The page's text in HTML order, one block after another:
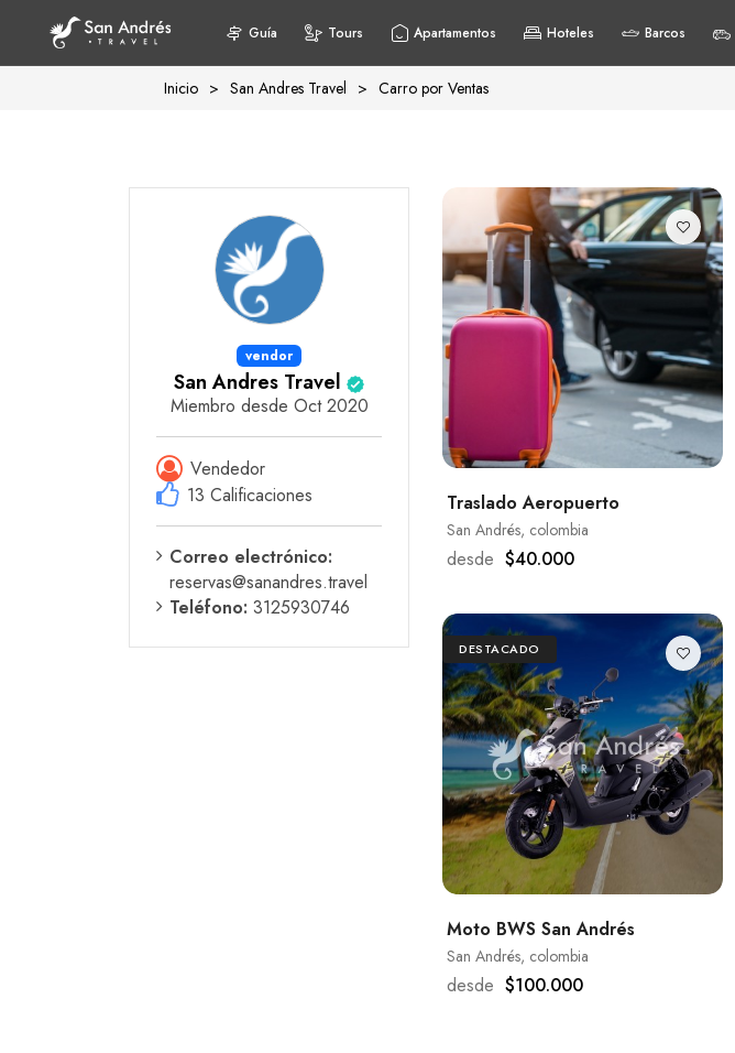
Guía Tours Apartamentos Hoteles Barcos
Inicio > San Andres Travel > Carro por Ventas
vendor
San Andres Travel
Miembro desde Oct 2020
Vendedor
13 Calificaciones
Correo electrónico:
reservas@sanandres.travel
Teléfono: 3125930746
Traslado Aeropuerto
San Andrés, colombia
desde $40.000
DESTACADO
Moto BWS San Andrés
San Andrés, colombia
desde $100.000